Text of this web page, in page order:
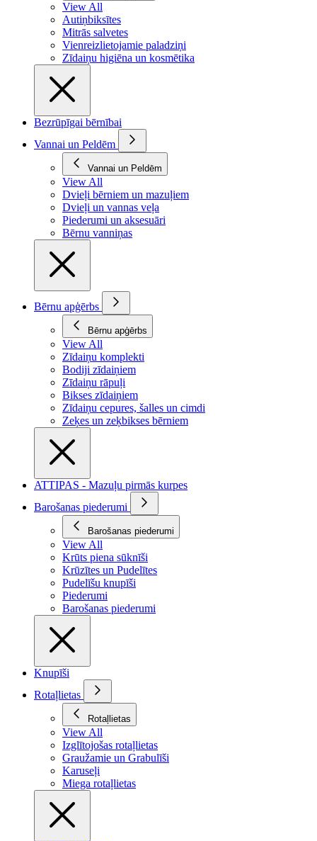
View All
Autiņbiksītes
Mitrās salvetes
Vienreizlietojamie paladziņi
Zīdaiņu higiēna un kosmētika
Bezrūpīgai bērnībai
Vannai un Peldēm
Vannai un Peldēm
View All
Dvieļi bērniem un mazuļiem
Dvieļi un vannas veļa
Piederumi un aksesuāri
Bērnu vanniņas
Bērnu apģērbs
Bērnu apģērbs
View All
Zīdaiņu komplekti
Bodiji zīdaiņiem
Zīdaiņu rāpuļi
Bikses zīdaiņiem
Zīdaiņu cepures, šalles un cimdi
Zeķes un zeķbikses bērniem
ATTIPAS - Mazuļu pirmās kurpes
Barošanas piederumi
Barošanas piederumi
View All
Krūts piena sūknīši
Krūzītes un Pudelītes
Pudelīšu knupīši
Piederumi
Barošanas piederumi
Knupīši
Rotaļlietas
Rotaļlietas
View All
Izglītojošas rotaļlietas
Graužamie un Grabulīši
Karuseļi
Miega rotaļlietas